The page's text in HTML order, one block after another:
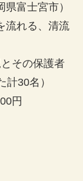
富士宮市）
流れる、清流
その保護者
30名）
円